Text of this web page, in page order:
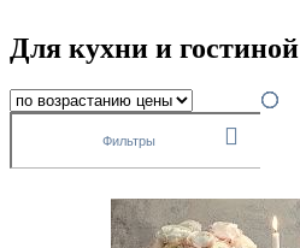
Для кухни и гостиной
Фильтры